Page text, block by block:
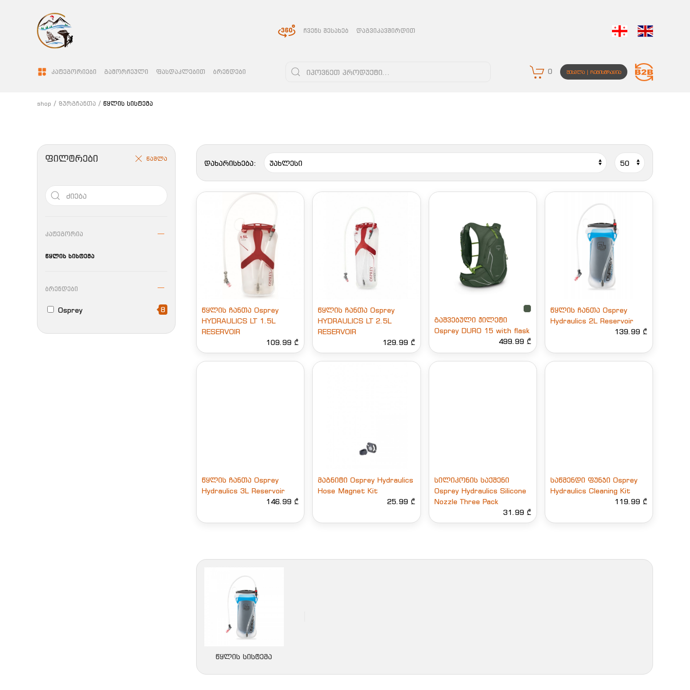
ᲩᲕᲔᲜᲡ ᲨᲔᲡᲐᲮᲔᲑ ᲓᲐᲒᲕᲘᲙᲐᲕᲨᲘᲠᲓᲘᲗ
ᲙᲐᲢᲔᲒᲝᲠᲘᲔᲑᲘ ᲒᲐᲛᲝᲠᲩᲔᲣᲚᲘ ᲤᲐᲡᲓᲐᲙᲚᲔᲑᲘᲗ ᲑᲠᲔᲜᲓᲔᲑᲘ 0 ᲨᲔᲡᲕᲚᲐ | ᲠᲔᲒᲘᲡᲢᲠᲐᲪᲘᲐ
shop ზურგჩანთა წყლის სისტემა
დახარისხება:
წყლის ჩანთა Osprey
HYDRAULICS LT 1.5L
RESERVOIR
109.99 ₾
წყლის ჩანთა Osprey
HYDRAULICS LT 2.5L
RESERVOIR
129.99 ₾
გაშვებული ჟილეტი
Osprey DURO 15 with flask
499.99 ₾
წყლის ჩანთა Osprey
Hydraulics 2L Reservoir
139.99 ₾
წყლის ჩანთა Osprey
Hydraulics 3L Reservoir
146.99 ₾
მაგნიტი Osprey Hydraulics
Hose Magnet Kit
25.99 ₾
სილიკონის საქშენი
Osprey Hydraulics Silicone
Nozzle Three Pack
31.99 ₾
საწმენდი ფუნჯი Osprey
Hydraulics Cleaning Kit
119.99 ₾
ᲬᲧᲚᲘᲡ ᲡᲘᲡᲢᲔᲛᲐ
ᲤᲘᲚᲢᲠᲔᲑᲘ წაშლა
კატეგორია
წყლის სისტემა
ბრენდები
Osprey 8